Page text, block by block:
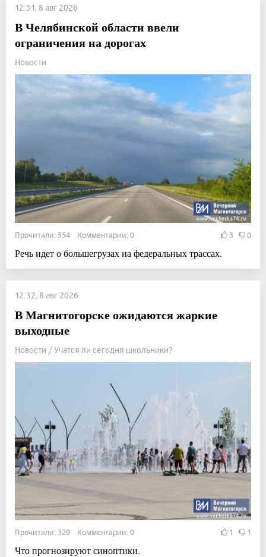
12:51, 8 авг 2026
В Челябинской области ввели
ограничения на дорогах
Новости
Прочитали: 554 Комментарии: 0 3 0
Речь идет о большегрузах на федеральных трассах.
12:32, 8 авг 2026
В Магнитогорске ожидаются жаркие
выходные
Новости / Учатся ли сегодня школьники?
Прочитали: 329 Комментарии: 0 1 1
Что прогнозируют синоптики.